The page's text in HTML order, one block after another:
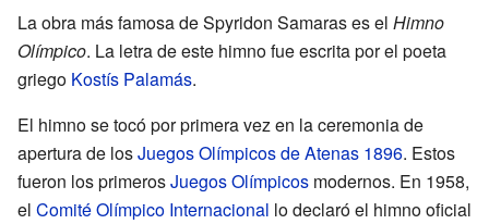
La obra más famosa de Spyridon Samaras es el Himno
Olímpico. La letra de este himno fue escrita por el poeta
griego Kostís Palamás.
El himno se tocó por primera vez en la ceremonia de
apertura de losJuegos Olímpicos de Atenas 1896. Estos
fueron los primerosJuegos Olímpicos modernos. En 1958,
el Comité Olímpico Internacional lo declaró el himno oficial